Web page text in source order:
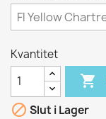
Kvantitet

 Slut i Lager